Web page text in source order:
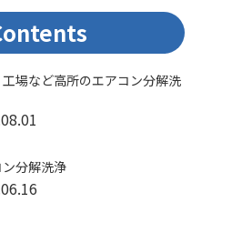
場など高所のエアコン分解洗
分解洗浄